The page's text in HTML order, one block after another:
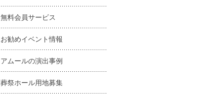
無料会員サービス
お勧めイベント情報
アムールの演出事例
葬祭ホール用地募集